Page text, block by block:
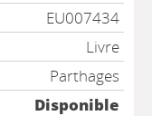
EU007434
Livre
Parthages
Disponible